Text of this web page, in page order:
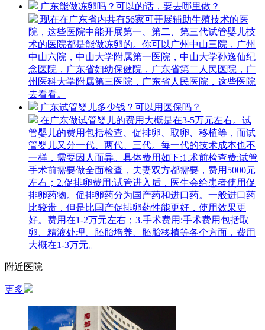
广东能做冻卵吗？可以的话，要去哪里做？
现在在广东省内共有56家可开展辅助生殖技术的医
院，这些医院中能开展第一、第二、第三代试管婴儿技
术的医院都是能做冻卵的。你可以广州中山三院，广州
中山六院，中山大学附属第一医院，中山大学孙逸仙纪
念医院，广东省妇幼保健院，广东省第二人民医院，广
州医科大学附属第三医院，广东省人民医院，这些医院
去看看。
广东试管婴儿多少钱？可以用医保吗？
在广东做试管婴儿的费用大概是在3-5万元左右。试
管婴儿的费用包括检查、促排卵、取卵、移植等，而试
管婴儿又分一代、两代、三代。每一代的技术成本也不
一样，需要因人而异。具体费用如下:1.术前检查费:试管
手术前需要做全面检查，夫妻双方都需要，费用5000元
左右；2.促排卵费用:试管进入后，医生会给患者使用促
排卵药物。促排卵药分为国产药和进口药。一般进口药
比较贵，但是比国产促排卵药性能更好，使用效果更
好。费用在1-2万元左右；3.手术费用:手术费用包括取
卵、精液处理、胚胎培养、胚胎移植等各个方面，费用
大概在1-3万元。
附近医院
更多